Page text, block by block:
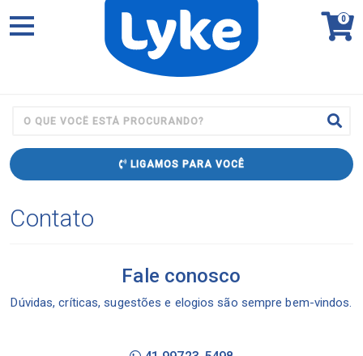
0
LIGAMOS PARA VOCÊ
Contato
Fale conosco
Dúvidas, críticas, sugestões e elogios são sempre bem-vindos.